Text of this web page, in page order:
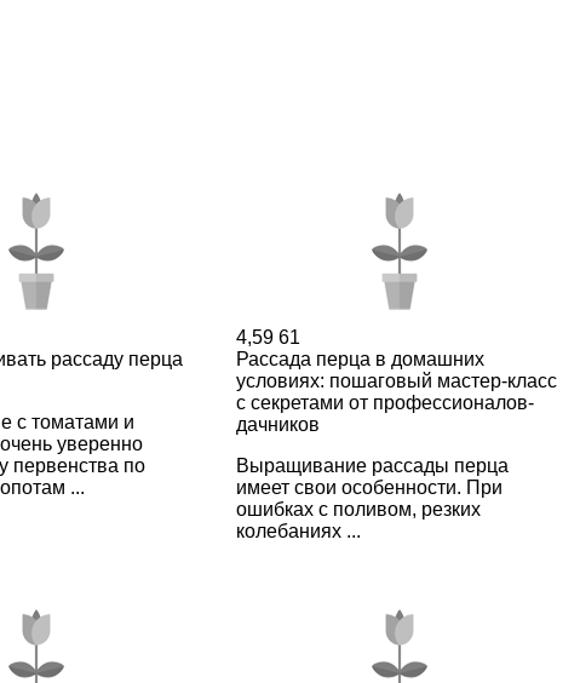
рассаду перца
с томатами и
уверенно
первенства по
...
4,59 61
Рассада перца в домашних
условиях: пошаговый мастер-класс
с секретами от профессионалов-
дачников
Выращивание рассады перца
имеет свои особенности. При
ошибках с поливом, резких
колебаниях ...